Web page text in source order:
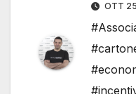
OTT